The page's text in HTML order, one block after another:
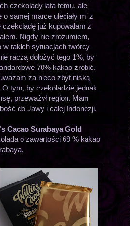
czekolady lata temu, ale
o samej marce uleciały mi z
czekoladę już kupowałam z
Nigdy nie zrozumiem,
w takich sytuacjach twórcy
raczą dołożyć tego 1%, by
70% kakao zrobić.
za nieco zbyt niską
O tym, by czekoladzie jednak
przeważył region. Mam
do Jawy i całej Indonezji.
Cacao Surabaya Gold
o zawartości 69 % kakao